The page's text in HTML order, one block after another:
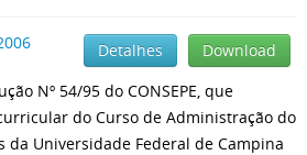
Download
Detalhes
Nº 54/95 do CONSEPE, que
do Curso de Administração do
da Universidade Federal de Campina